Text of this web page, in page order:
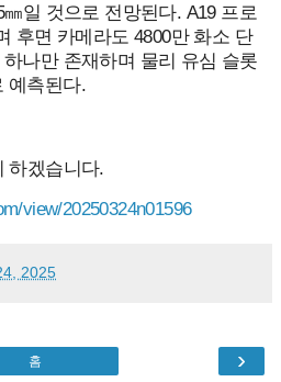
일 것으로 전망된다. A19 프로
후면 카메라도 4800만 화소 단
나만 존재하며 물리 유심 슬롯
예측된다.
하겠습니다.
view/20250324n01596
2025
›
홈